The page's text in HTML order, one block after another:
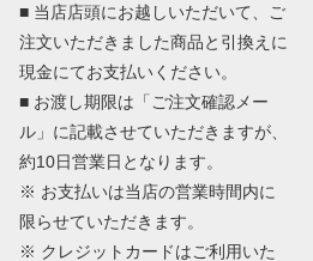
■ 当店店頭にお越しいただいて、ご
注文いただきました商品と引換えに
現金にてお支払いください。
■ お渡し期限は「ご注文確認メー
ル」に記載させていただきますが、
約10日営業日となります。
※ お支払いは当店の営業時間内に
限らせていただきます。
※ クレジットカードはご利用いた